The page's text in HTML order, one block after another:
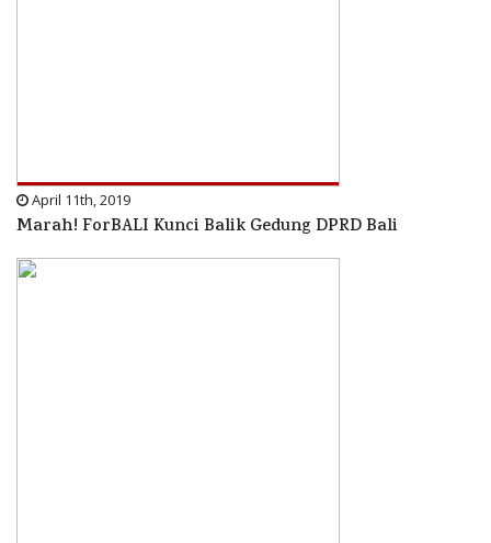
April 11th, 2019
Marah! ForBALI Kunci Balik Gedung DPRD Bali